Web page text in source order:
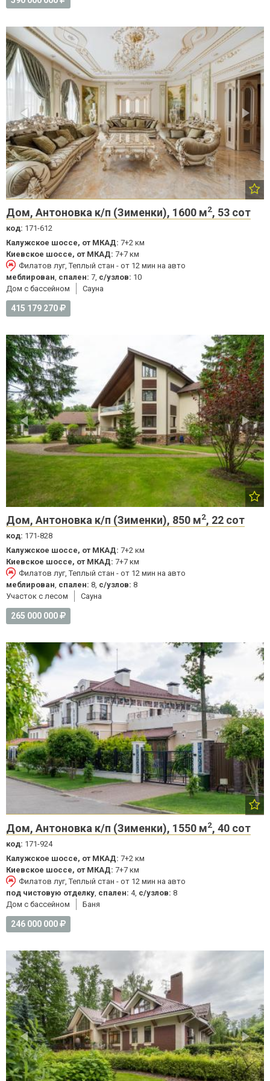
Дом, Антоновка к/п (Зименки), 1600 м2, 53 сот
код: 171-612
Калужское шоссе, от МКАД: 7+2 км
Киевское шоссе, от МКАД: 7+7 км
Филатов луг, Теплый стан - от 12 мин на авто
меблирован спален: 7, с/узлов: 10
Дом с бассейном
Cауна
415 179 270
Дом, Антоновка к/п (Зименки), 850 м2, 22 сот
код: 171-828
Калужское шоссе, от МКАД: 7+2 км
Киевское шоссе, от МКАД: 7+7 км
Филатов луг, Теплый стан - от 12 мин на авто
меблирован, спален: 8, с/узлов: 8
Участок с лесом
Cауна
265 000 000
Дом, Антоновка к/п (Зименки), 1550 м2, 40 сот
код: 171-924
Калужское шоссе, от МКАД: 7+2 км
Киевское шоссе, от МКАД: 7+7 км
Филатов луг, Теплый стан - от 12 мин на авто
под чистовую отделку спален: 4, с/узлов: 8
Дом с бассейном
Баня
246 000 000